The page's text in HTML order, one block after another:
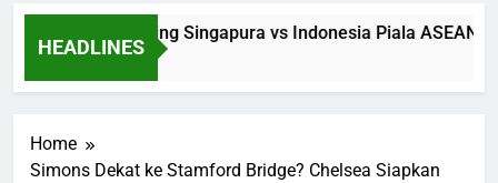
HEADLINES
Saksikan Streaming Singapura vs Indonesia Piala ASEAN
1 Hour Ago
Home
Simons Dekat ke Stamford Bridge? Chelsea Siapkan